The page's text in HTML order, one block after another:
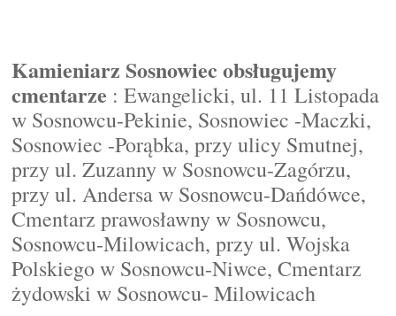
Kamieniarz Sosnowiec obsługujemy
cmentarze : Ewangelicki, ul. 11 Listopada
w Sosnowcu-Pekinie, Sosnowiec -Maczki,
Sosnowiec -Porąbka, przy ulicy Smutnej,
przy ul. Zuzanny w Sosnowcu-Zagórzu,
przy ul. Andersa w Sosnowcu-Dańdówce,
Cmentarz prawosławny w Sosnowcu,
Sosnowcu-Milowicach, przy ul. Wojska
Polskiego w Sosnowcu-Niwce, Cmentarz
żydowski w Sosnowcu- Milowicach